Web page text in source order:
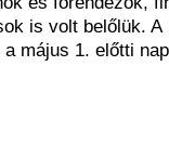
is volt belőlük. A
május 1. előtti